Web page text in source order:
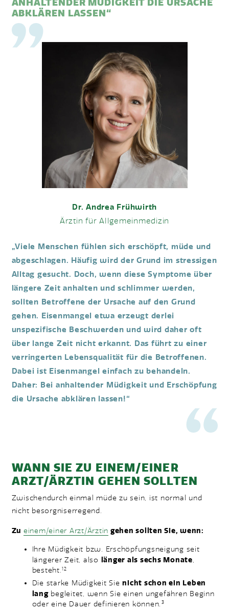
ANHALTENDER MÜDIGKEIT DIE URSACHE
ABKLÄREN LASSEN“
Dr. Andrea Frühwirth
Ärztin für Allgemeinmedizin
„Viele Menschen fühlen sich erschöpft, müde und
abgeschlagen. Häufig wird der Grund im stressigen
Alltag gesucht. Doch, wenn diese Symptome über
längere Zeit anhalten und schlimmer werden,
sollten Betroffene der Ursache auf den Grund
gehen. Eisenmangel etwa erzeugt derlei
unspezifische Beschwerden und wird daher oft
über lange Zeit nicht erkannt. Das führt zu einer
verringerten Lebensqualität für die Betroffenen.
Dabei ist Eisenmangel einfach zu behandeln.
Daher: Bei anhaltender Müdigkeit und Erschöpfung
die Ursache abklären lassen!“
WANN SIE ZU EINEM/EINER
ARZT/ÄRZTIN GEHEN SOLLTEN
Zwischendurch einmal müde zu sein, ist normal und
nicht besorgniserregend.
Zu einem/einer Arzt/Ärztin gehen sollten Sie, wenn:
Ihre Müdigkeit bzw. Erschöpfungsneigung seit
längerer Zeit, also
länger als sechs Monate,
besteht. 12
Die starke Müdigkeit Sienicht schon ein Leben
langbegleitet, wenn Sie einen ungefähren Beginn
oder eine Dauer definieren können. 3